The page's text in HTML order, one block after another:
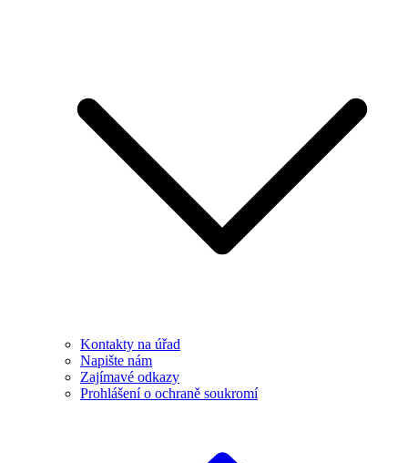
Kontakty na úřad
Napište nám
Zajímavé odkazy
Prohlášení o ochraně soukromí